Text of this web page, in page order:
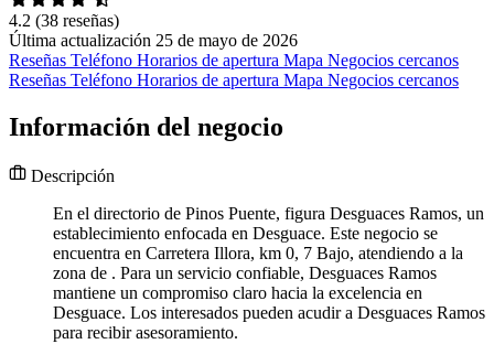
4.2 (38 reseñas)
Última actualización 25 de mayo de 2026
Reseñas Teléfono Horarios de apertura Mapa Negocios cercanos
Reseñas Teléfono Horarios de apertura Mapa Negocios cercanos
Información del negocio
Descripción
En el directorio de Pinos Puente, figura Desguaces Ramos, un
establecimiento enfocada en Desguace. Este negocio se
encuentra en Carretera Illora, km 0, 7 Bajo, atendiendo a la
zona de . Para un servicio confiable, Desguaces Ramos
mantiene un compromiso claro hacia la excelencia en
Desguace. Los interesados pueden acudir a Desguaces Ramos
para recibir asesoramiento.